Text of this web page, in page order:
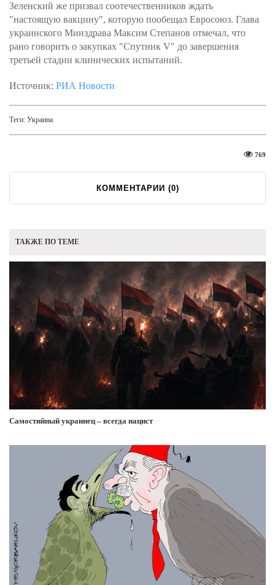
Зеленский же призвал соотечественников ждать
"настоящую вакцину", которую пообещал Евросоюз. Глава
украинского Минздрава Максим Степанов отмечал, что
рано говорить о закупках "Спутник V" до завершения
третьей стадии клинических испытаний.
Источник: РИА Новости
Теги: Украина
769
КОММЕНТАРИИ (0)
ТАКЖЕ ПО ТЕМЕ
Самостийный украинец – всегда нацист